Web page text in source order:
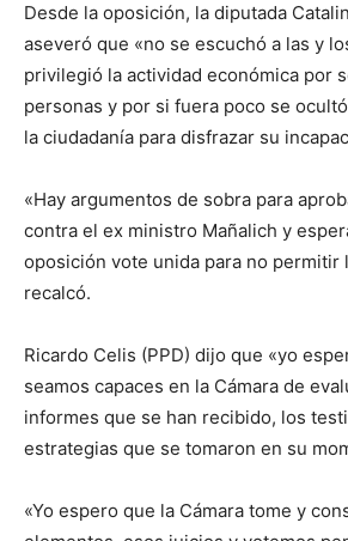
Desde la oposición, la diputada
aseveró que «no se escuchó a las y
privilegió la actividad económica por
personas y por si fuera poco se
la ciudadanía para disfrazar su
«Hay argumentos de sobra para
contra el ex ministro Mañalich y
oposición vote unida para no permitir
recalcó.
Ricardo Celis (PPD) dijo que «yo
seamos capaces en la Cámara de
informes que se han recibido, los
estrategias que se tomaron en su
«Yo espero que la Cámara tome y